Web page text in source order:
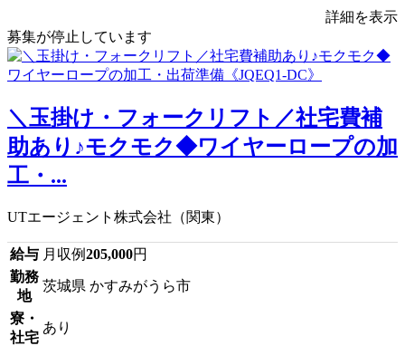
詳細を表示
募集が停止しています
＼玉掛け・フォークリフト／社宅費補
助あり♪モクモク◆ワイヤーロープの加
工・...
UTエージェント株式会社（関東）
給与 月収例205,000円
勤務
地
茨城県 かすみがうら市
寮・
社宅
あり